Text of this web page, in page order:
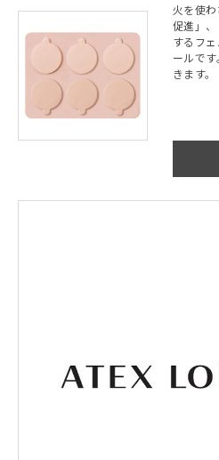
火を使
促進」
するフ
ールで
きます。